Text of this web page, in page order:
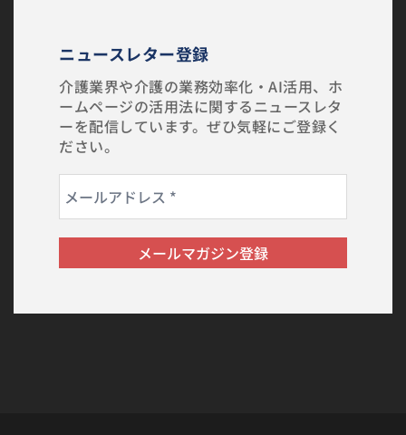
ニュースレター登録
介護業界や介護の業務効率化・AI活用、ホ
ームページの活用法に関するニュースレタ
ーを配信しています。ぜひ気軽にご登録く
ださい。